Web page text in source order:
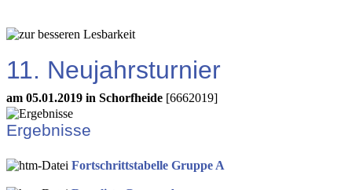
11. Neujahrsturnier
am 05.01.2019 in Schorfheide [6662019]
Ergebnisse
Fortschrittstabelle Gruppe A